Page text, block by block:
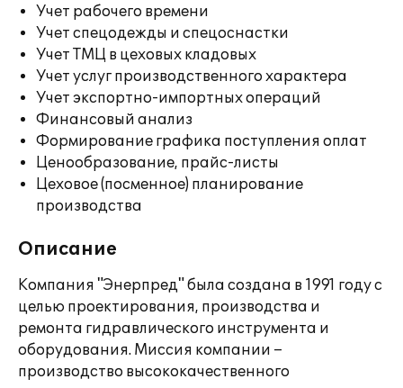
Учет рабочего времени
Учет спецодежды и спецоснастки
Учет ТМЦ в цеховых кладовых
Учет услуг производственного характера
Учет экспортно-импортных операций
Финансовый анализ
Формирование графика поступления оплат
Ценообразование, прайс-листы
Цеховое (посменное) планирование
производства
Описание
Компания "Энерпpед" была создана в 1991 году с
целью проектирования, производства и
ремонта гидравлического инструмента и
оборудования. Миссия компании –
производство высококачественного